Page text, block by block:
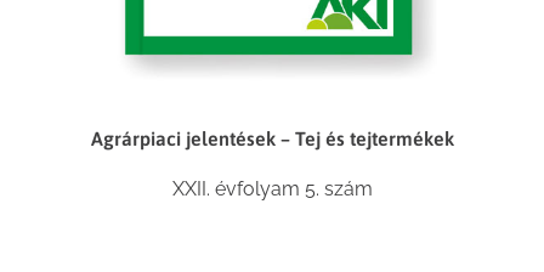
Agrárpiaci jelentések – Tej és tejtermékek
XXII. évfolyam 5. szám